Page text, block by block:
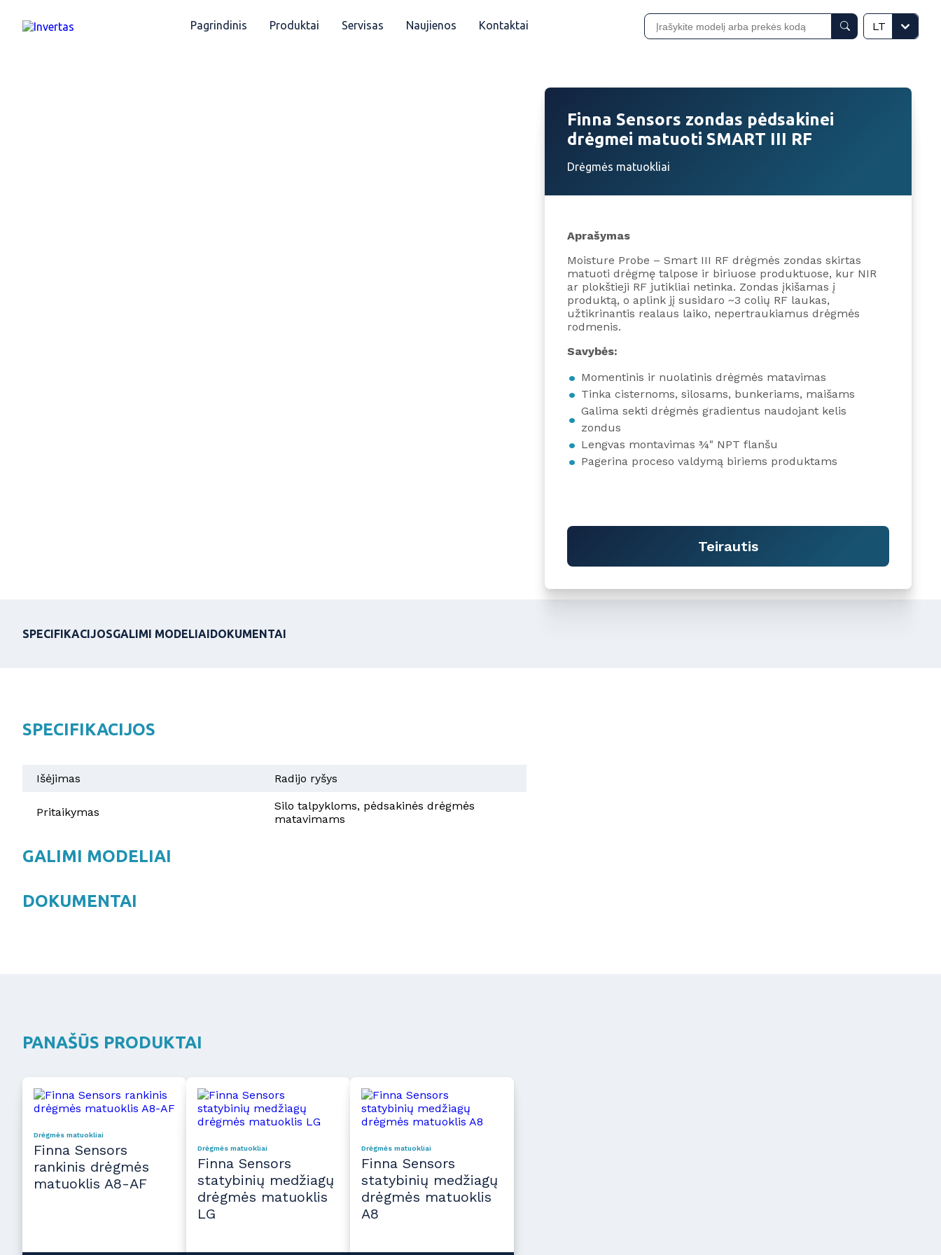
Pagrindinis Produktai Servisas Naujienos Kontaktai LT
Finna Sensors zondas pėdsakinei
drėgmei matuoti SMART III RF
Drėgmės matuokliai
Aprašymas
Moisture Probe – Smart III RF drėgmės zondas skirtas
matuoti drėgmę talpose ir biriuose produktuose, kur NIR
ar plokštieji RF jutikliai netinka. Zondas įkišamas į
produktą, o aplink jį susidaro ~3 colių RF laukas,
užtikrinantis realaus laiko, nepertraukiamus drėgmės
rodmenis.
Savybės:
Momentinis ir nuolatinis drėgmės matavimas
Tinka cisternoms, silosams, bunkeriams, maišams
Galima sekti drėgmės gradientus naudojant kelis
zondus
Lengvas montavimas ¾" NPT flanšu
Pagerina proceso valdymą biriems produktams
Teirautis
SPECIFIKACIJOSGALIMI MODELIAIDOKUMENTAI
SPECIFIKACIJOS
Išėjimas Radijo ryšys
Pritaikymas
Silo talpykloms, pėdsakinės drėgmės
matavimams
GALIMI MODELIAI
DOKUMENTAI
PANAŠŪS PRODUKTAI
Drėgmės matuokliai
Finna Sensors
rankinis drėgmės
matuoklis A8-AF
Drėgmės matuokliai
Finna Sensors
statybinių medžiagų
drėgmės matuoklis
LG
Drėgmės matuokliai
Finna Sensors
statybinių medžiagų
drėgmės matuoklis
A8